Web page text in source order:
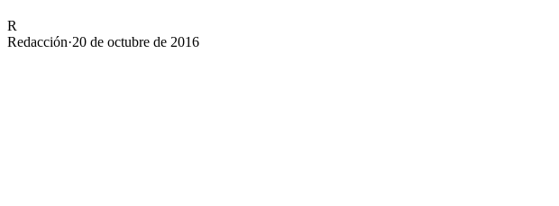
R
Redacción·20 de octubre de 2016